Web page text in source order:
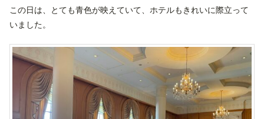
この日は、とても青色が映えていて、ホテルもきれいに際立って
いました。